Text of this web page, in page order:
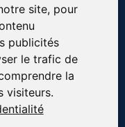
site, pour
publicités
le trafic de
la
visiteurs.